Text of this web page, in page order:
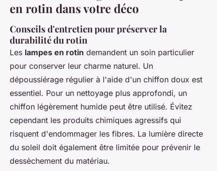
en rotin dans votre déco
Conseils d'entretien pour préserver la
durabilité du rotin
Les lampes en rotin demandent un soin particulier
pour conserver leur charme naturel. Un
dépoussiérage régulier à l'aide d'un chiffon doux est
essentiel. Pour un nettoyage plus approfondi, un
chiffon légèrement humide peut être utilisé. Évitez
cependant les produits chimiques agressifs qui
risquent d'endommager les fibres. La lumière directe
du soleil doit également être limitée pour prévenir le
dessèchement du matériau.